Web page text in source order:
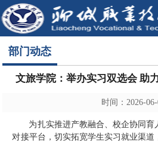
部门动态
文旅学院：举办实习双选会 助
时间：2026-06-
为扎实推进产教融合、校企协同
对接平台，切实拓宽学生实习就业渠道